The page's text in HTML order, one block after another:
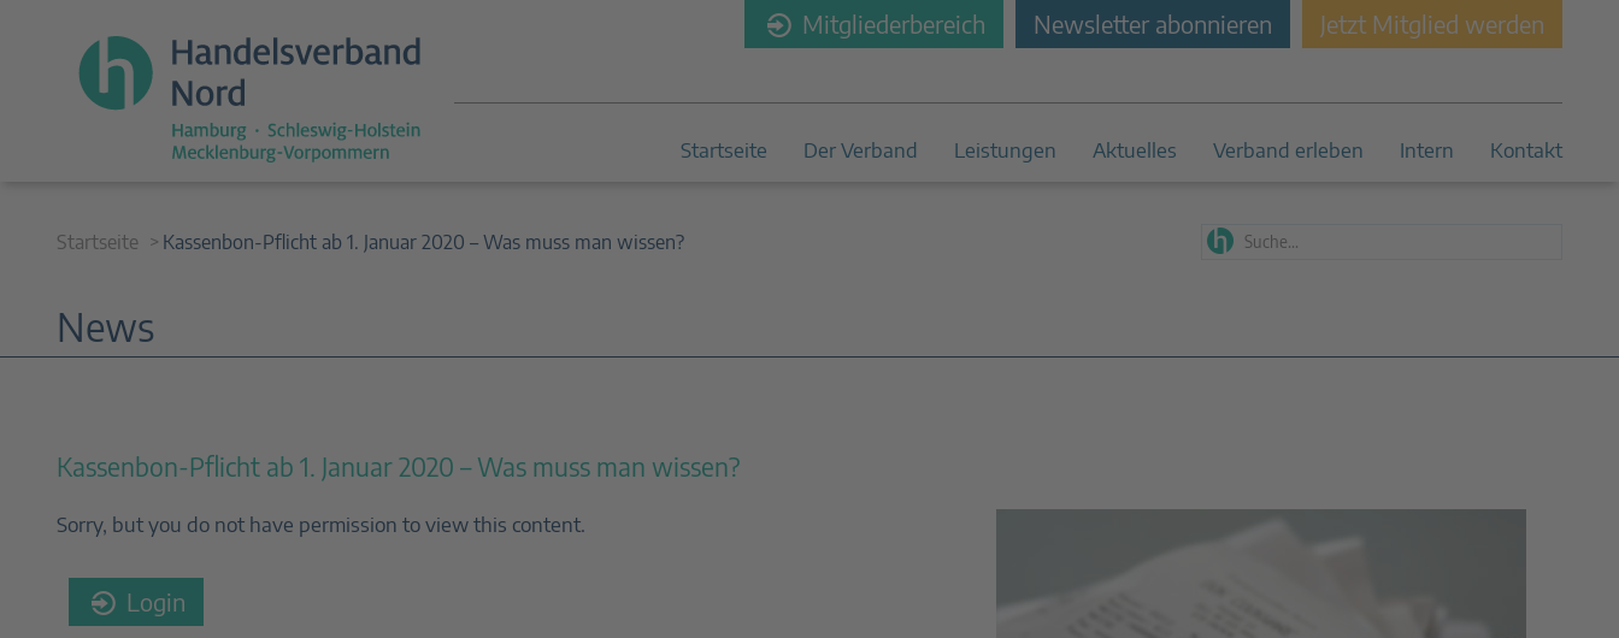
Mitgliederbereich Newsletter abonnieren Jetzt Mitglied werden
Startseite Der Verband Leistungen Aktuelles Verband erleben Intern Kontakt
Startseite Kassenbon-Pflicht ab 1. Januar 2020 – Was muss man wissen?
News
Kassenbon-Pflicht ab 1. Januar 2020 – Was muss man wissen?
Sorry, but you do not have permission to view this content.
Login